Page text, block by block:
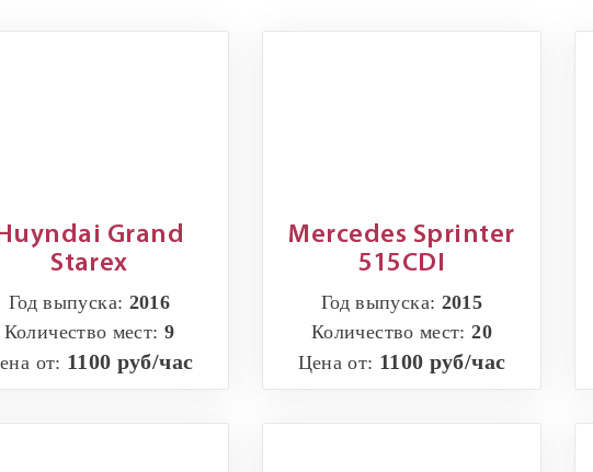
Grand
Starex
Год выпуска: 2016
Количество мест: 9
от: 1100 руб/час
Mercedes Sprinter
515CDI
Год выпуска: 2015
Количество мест:20
Цена от: 1100 руб/час